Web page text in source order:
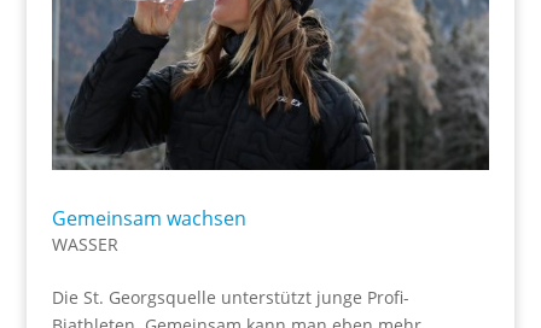
Gemeinsam wachsen
WASSER
Die St. Georgsquelle unterstützt junge Profi-